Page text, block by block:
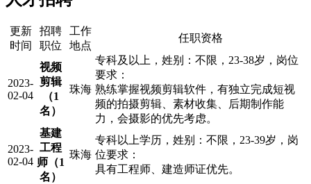
更新
时间
招聘
职位
工作
地点
任职资格
2023-
02-04
视频
剪辑
（1
名）
珠海
专科及以上，姓别：不限，23-38岁，岗位
要求：
熟练掌握视频剪辑软件，有独立完成短视
频的拍摄剪辑、素材收集、后期制作能
力，会摄影的优先考虑。
2023-
02-04
基建
工程
师（1
名）
珠海
专科以上学历，姓别：不限，23-39岁，岗
位要求：
具有工程师、建造师证优先。